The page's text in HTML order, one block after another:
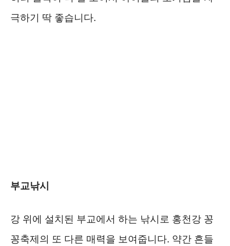
극하기 딱 좋습니다.
부교낚시
강 위에 설치된 부교에서 하는 낚시로 홍천강 꽁
꽁축제의 또 다른 매력을 보여줍니다. 약간 흔들